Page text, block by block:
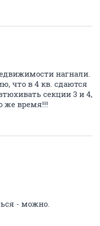
нагнали.
что в 4 кв. сдаются
секции 3 и 4,
же время!!!
- можно.